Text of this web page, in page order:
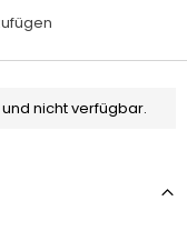
nicht verfügbar.